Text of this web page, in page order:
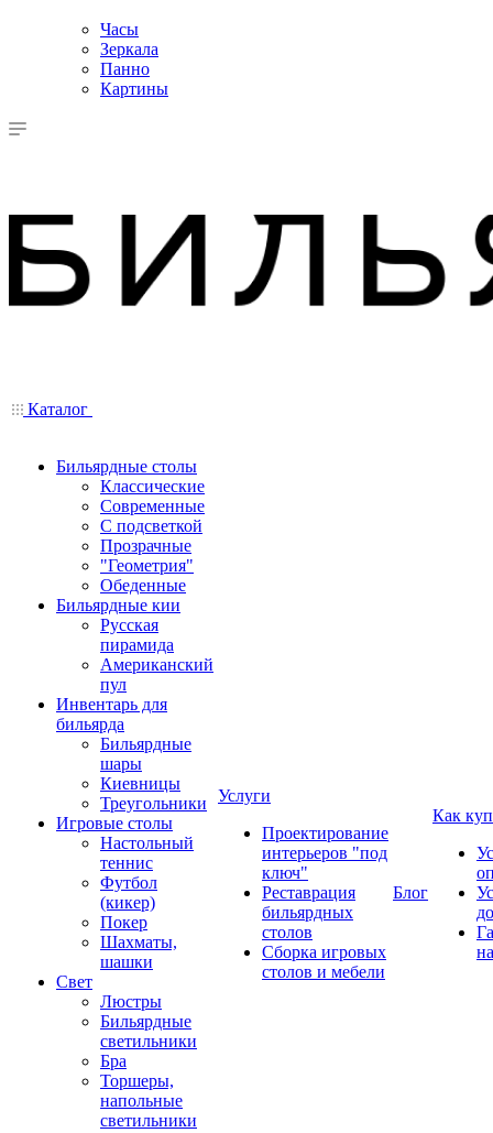
Часы
Зеркала
Панно
Картины
Каталог
Бильярдные столы
Классические
Современные
С подсветкой
Прозрачные
"Геометрия"
Обеденные
Бильярдные кии
Русская
пирамида
Американский
пул
Инвентарь для
бильярда
Бильярдные
шары
Киевницы
Треугольники
Игровые столы
Настольный
теннис
Футбол
(кикер)
Покер
Шахматы,
шашки
Свет
Люстры
Бильярдные
светильники
Бра
Торшеры,
напольные
светильники
Услуги
Проектирование
интерьеров "под
ключ"
Реставрация
бильярдных
столов
Сборка игровых
столов и мебели
Блог
Как